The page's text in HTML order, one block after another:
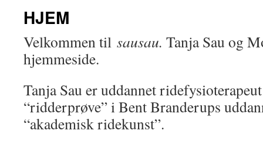
HJEM
Velkommen til sausau. Tanja Sau og
hjemmeside.
Tanja Sau er uddannet
“ridderprøve” i Bent Branderups
“akademisk ridekunst”.